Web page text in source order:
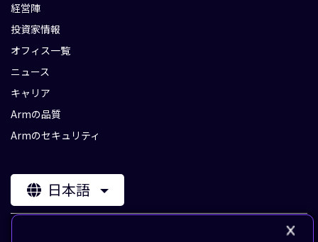
経営陣
投資家情報
オフィス一覧
ニュース
キャリア
Armの品質
Armのセキュリティ
日本語